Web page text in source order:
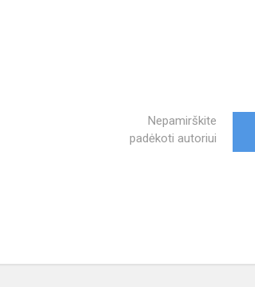
Nepamirškite
padėkoti autoriui